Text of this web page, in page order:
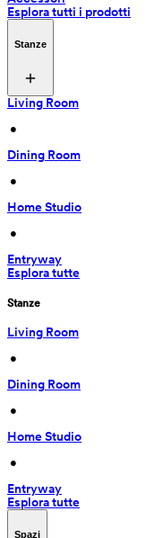
Esplora tutti i prodotti
Stanze
Living Room
•
Dining Room
•
Home Studio
•
Entryway
Esplora tutte
Stanze
Living Room
•
Dining Room
•
Home Studio
•
Entryway
Esplora tutte
Spazi